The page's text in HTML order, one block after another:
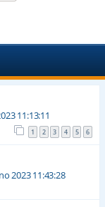
11:13:11
1 2 3 4 5 6
2023 11:43:28